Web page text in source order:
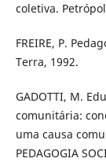
coletiva.
FREIRE, P.
Terra, 1992.
GADOTTI, M.
comunitária:
uma causa
PEDAGOGIA